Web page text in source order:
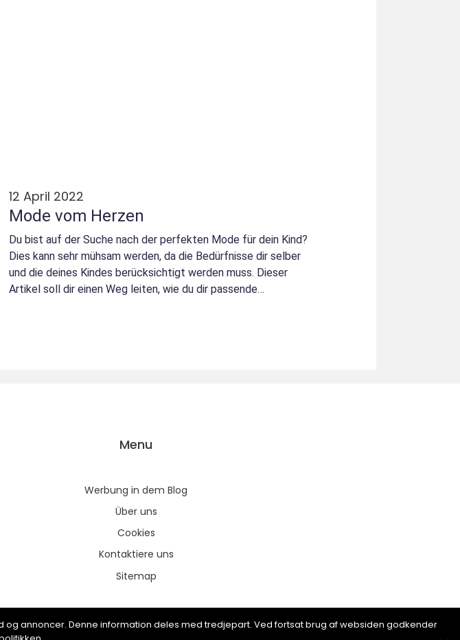
12 April 2022
Mode vom Herzen
Du bist auf der Suche nach der perfekten Mode für dein Kind?
Dies kann sehr mühsam werden, da die Bedürfnisse dir selber
und die deines Kindes berücksichtigt werden muss. Dieser
Artikel soll dir einen Weg leiten, wie du dir passende
Menu
Werbung in dem Blog
Über uns
Cookies
Kontaktiere uns
Sitemap
annoncer. Denne information deles med tredjepart. Ved fortsat brug af websiden godkender